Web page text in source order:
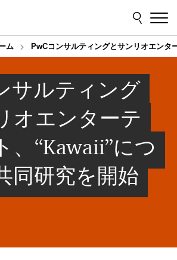
ム PwCコンサルティングとサンリオエン
サルティング
オエンターテ
、“Kawaii”につ
同研究を開始